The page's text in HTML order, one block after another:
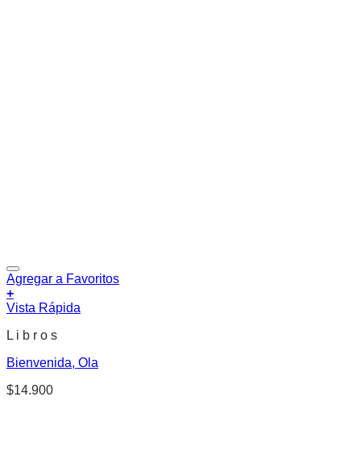
Agregar a Favoritos
+
Vista Rápida
L i b r o s
Bienvenida, Ola
$14.900